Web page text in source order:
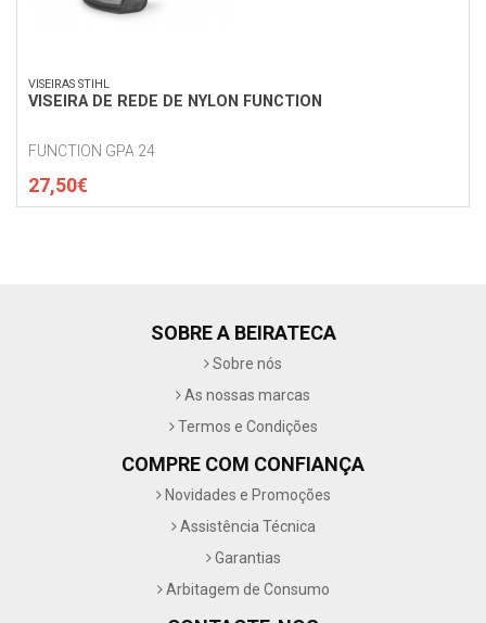
VISEIRAS STIHL
VISEIRA DE REDE DE NYLON FUNCTION
FUNCTION GPA 24
27,50€
SOBRE A BEIRATECA
Sobre nós
As nossas marcas
Termos e Condições
COMPRE COM CONFIANÇA
Novidades e Promoções
Assistência Técnica
Garantias
Arbitagem de Consumo